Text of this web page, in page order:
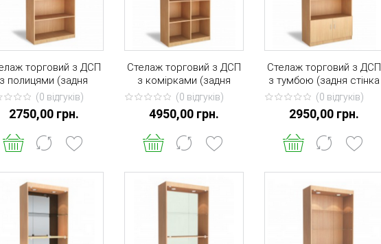
торговий з ДСП
з полицями (задня
ХДФ) 2000 * 900 *
400
(0 вiдгукiв)
2750,00 грн.
Стелаж торговий з ДСП
з комірками (задня
стінка ДВП) 2000 * 900 *
400
(0 вiдгукiв)
4950,00 грн.
Стелаж торговий з ДСП
з тумбою (задня стінка
ХДФ) 2000 * 900 * 350
(0 вiдгукiв)
2950,00 грн.